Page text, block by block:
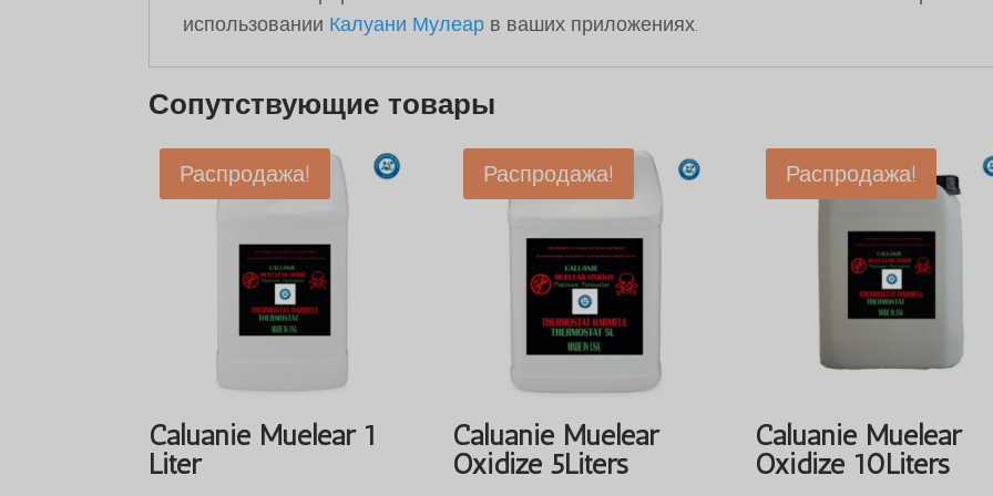
использовании Калуани Мулеар в ваших приложениях.
Сопутствующие товары
Распродажа!
Caluanie Muelear 1
Liter
Распродажа!
Caluanie Muelear
Oxidize 5Liters
Распродажа!
Caluanie Muelear
Oxidize 10Liters